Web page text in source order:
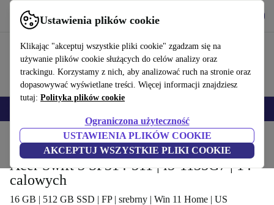
Ustawienia plików cookie
Klikając "akceptuj wszystkie pliki cookie" zgadzam się na
używanie plików cookie służących do celów analizy oraz
trackingu. Korzystamy z nich, aby analizować ruch na stronie oraz
dopasowywać wyświetlane treści. Więcej informacji znajdziesz
tutaj: Polityka plików cookie
Ograniczona użyteczność
USTAWIENIA PLIKÓW COOKIE
AKCEPTUJ WSZYSTKIE PLIKI COOKIE
Korzystaj z refurbed szybko i łatwo
Produkty Laptopy Laptopy Acer
Acer Swift 3 SF314-511 | i5-1135G7 | 14-
calowych
16 GB | 512 GB SSD | FP | srebrny | Win 11 Home | US